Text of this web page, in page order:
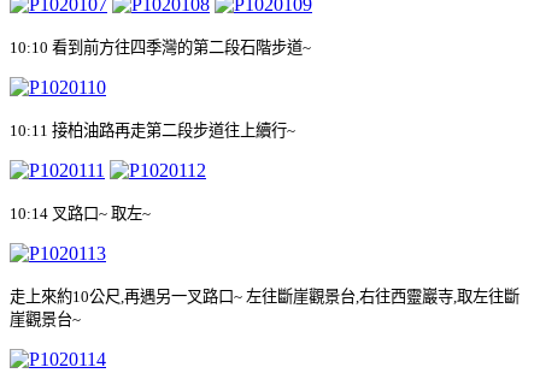
10:10 看到前方往四季灣的第二段石階步道~
10:11 接柏油路再走第二段步道往上續行~
10:14 叉路口~ 取左~
走上來約10公尺 再遇另一叉路口~ 左往斷崖觀景台 右往西靈巖寺 取左往斷
崖觀景台~